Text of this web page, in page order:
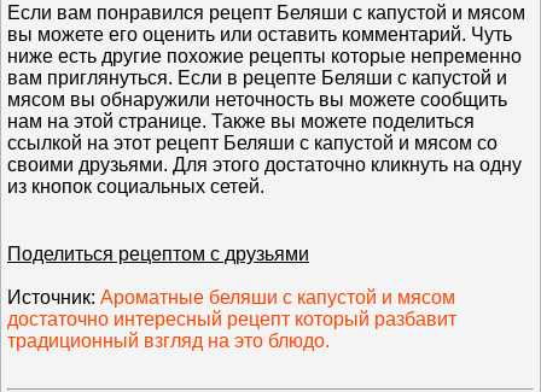
Если вам понравился рецепт Беляши с капустой и мясом
вы можете его оценить или оставить комментарий. Чуть
ниже есть другие похожие рецепты которые непременно
вам приглянуться. Если в рецепте Беляши с капустой и
мясом вы обнаружили неточность вы можете сообщить
нам на этой странице. Также вы можете поделиться
ссылкой на этот рецепт Беляши с капустой и мясом со
своими друзьями. Для этого достаточно кликнуть на одну
из кнопок социальных сетей.
Поделиться рецептом с друзьями
Источник: Ароматные беляши с капустой и мясом
достаточно интересный рецепт который разбавит
традиционный взгляд на это блюдо.